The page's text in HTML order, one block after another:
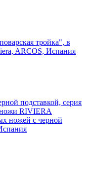
тройка", в
ARCOS, Испания
ножей с черной